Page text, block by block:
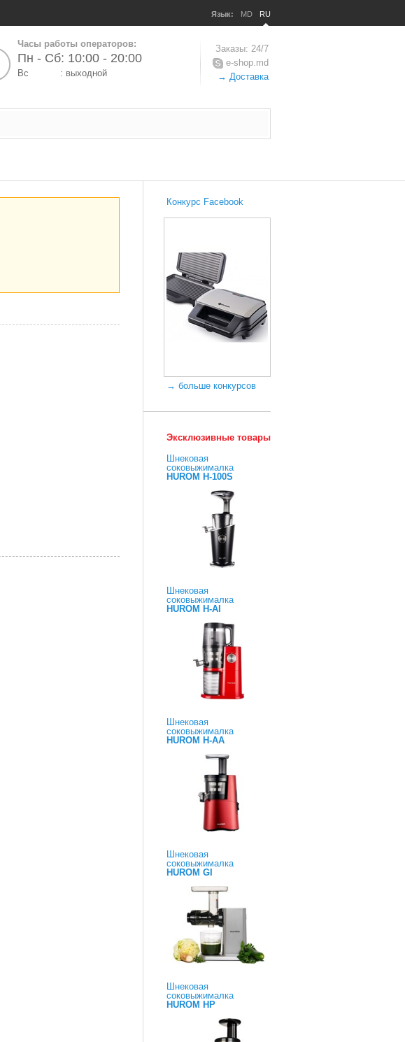
Язык: MD RU
Часы работы операторов:
Пн - Сб: 10:00 - 20:00
Вс : выходной
Заказы: 24/7
e-shop.md
→ Доставка
Конкурс Facebook
→ больше конкурсов
Эксклюзивные товары
Шнековая
соковыжималка
HUROM H-100S
Шнековая
соковыжималка
HUROM H-AI
Шнековая
соковыжималка
HUROM H-AA
Шнековая
соковыжималка
HUROM GI
Шнековая
соковыжималка
HUROM HP